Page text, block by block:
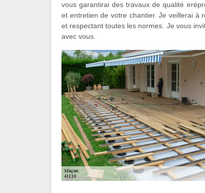
vous garantirai des travaux de qualité
et entretien de votre chantier. Je veillerai à
et respectant toutes les normes. Je vous
avec vous.